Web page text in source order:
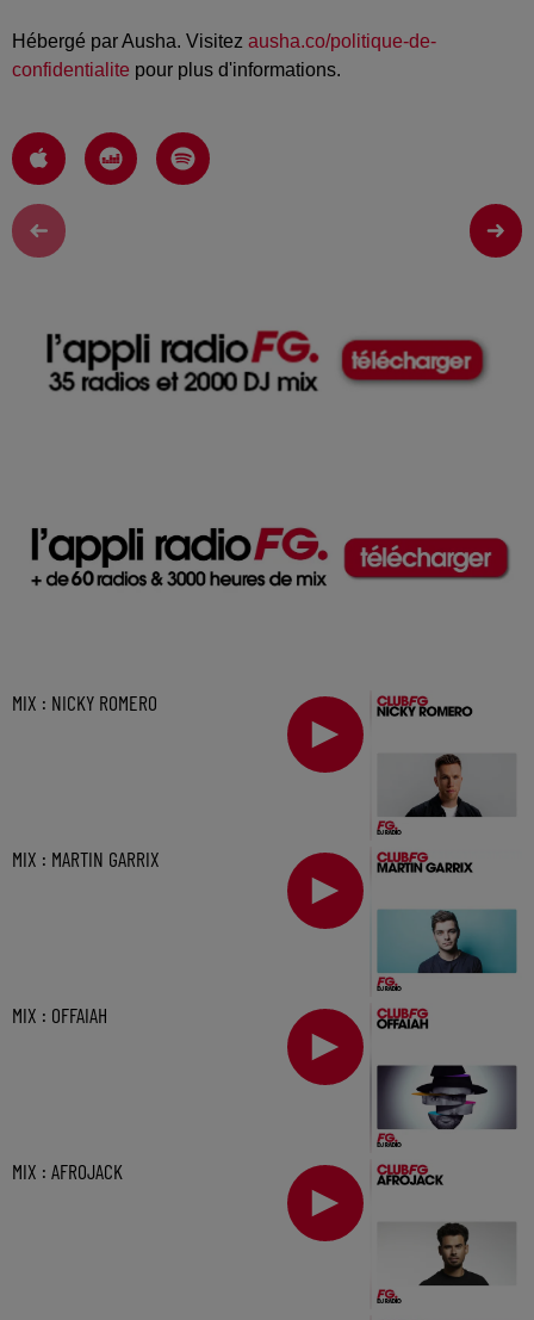
Hébergé par Ausha. Visitez ausha.co/politique-de-
confidentialite pour plus d'informations.
MIX : NICKY ROMERO
MIX : MARTIN GARRIX
MIX : OFFAIAH
MIX : AFROJACK